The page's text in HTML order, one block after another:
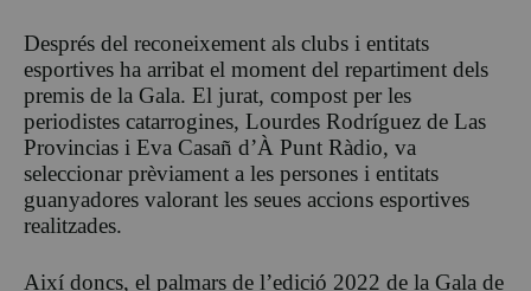
Després del reconeixement als clubs i entitats
esportives ha arribat el moment del repartiment dels
premis de la Gala. El jurat, compost per les
periodistes catarrogines, Lourdes Rodríguez de Las
Provincias i Eva Casañ d’À Punt Ràdio, va
seleccionar prèviament a les persones i entitats
guanyadores valorant les seues accions esportives
realitzades.
Així doncs, el palmars de l’edició 2022 de la Gala de